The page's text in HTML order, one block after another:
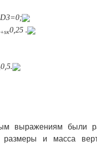
D3=0;
+sк0,25 .
0,5.
выражениям были
размеры и масса